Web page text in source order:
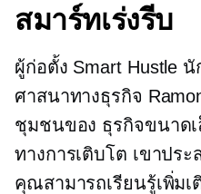
สมาร์ทเร่งรีบ
ผู้ก่อตั้ง Smart Hustle
ศาสนาทางธุรกิจ
ชุมชนของ ธุรกิจขนาดเ
ทางการเติบโต เขาปร
คุณสามารถเรียนรู้เพิ่ม